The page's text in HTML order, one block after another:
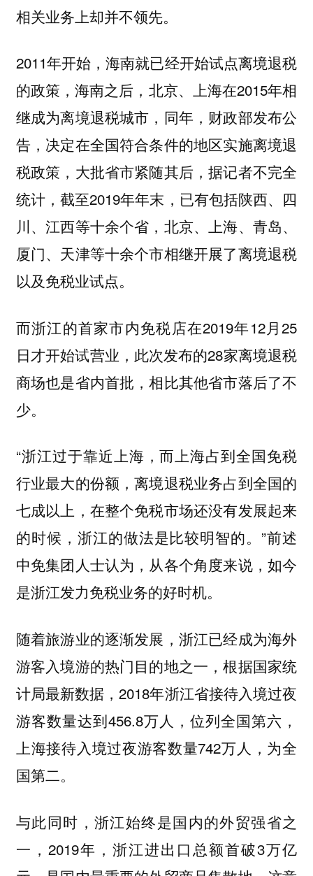
相关业务上却并不领先。
2011年开始，海南就已经开始试点离境退税
的政策，海南之后，北京、上海在2015年相
继成为离境退税城市，同年，财政部发布公
告，决定在全国符合条件的地区实施离境退
税政策，大批省市紧随其后，据记者不完全
统计，截至2019年年末，已有包括陕西、四
川、江西等十余个省，北京、上海、青岛、
厦门、天津等十余个市相继开展了离境退税
以及免税业试点。
而浙江的首家市内免税店在2019年12月25
日才开始试营业，此次发布的28家离境退税
商场也是省内首批，相比其他省市落后了不
少。
“浙江过于靠近上海，而上海占到全国免税
行业最大的份额，离境退税业务占到全国的
七成以上，在整个免税市场还没有发展起来
的时候，浙江的做法是比较明智的。”前述
中免集团人士认为，从各个角度来说，如今
是浙江发力免税业务的好时机。
随着旅游业的逐渐发展，浙江已经成为海外
游客入境游的热门目的地之一，根据国家统
计局最新数据，2018年浙江省接待入境过夜
游客数量达到456.8万人，位列全国第六，
上海接待入境过夜游客数量742万人，为全
国第二。
与此同时，浙江始终是国内的外贸强省之
一，2019年，浙江进出口总额首破3万亿